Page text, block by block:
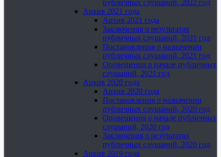
публичных слушаний, 2022 год
Архив 2021 года
Архив 2021 года
Заключения о результатах
публичных слушаний, 2021 год
Постановления о назначении
публичных слушаний, 2021 год
Оповещения о начале публичных
слушаний, 2021 год
Архив 2020 года
Архив 2020 года
Постановления о назначении
публичных слушаний, 2020 год
Оповещения о начале публичных
слушаний, 2020 год
Заключения о результатах
публичных слушаний, 2020 год
Архив 2019 года